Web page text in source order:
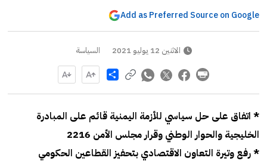
Add as Preferred Source on Google
الاثنين 12 يوليو 2021 السياسة
Share
* اتفاق على حل سياسي للأزمة اليمنية قائم على المبادرة
الخليجية والحوار الوطني وقرار مجلس الأمن 2216
* رفع وتيرة التعاون الاقتصادي بتحفيز القطاعين الحكومي